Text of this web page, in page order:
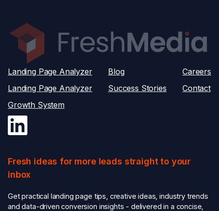
Landing Page Analyzer
Landing Page Analyzer
Growth System
Blog
Success Stories
Careers
Contact
Fresh ideas for more leads straight to your
inbox
Get practical landing page tips, creative ideas, industry trends
and data-driven conversion insights - delivered in a concise,